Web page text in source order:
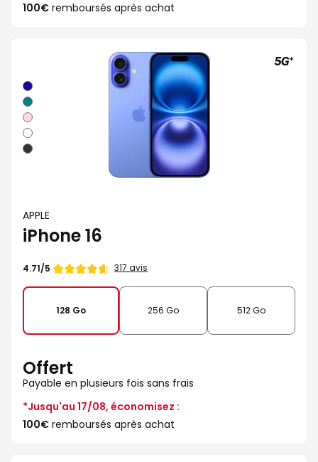
100€ remboursés après achat
Outremer
Sarcelle
Rose
Blanc
Noir
APPLE
iPhone 16
Note
4.71/5 317 avis
128 Go 256 Go 512 Go
Offert
Payable en plusieurs fois sans frais
*Jusqu'au 17/08, économisez :
100€ remboursés après achat